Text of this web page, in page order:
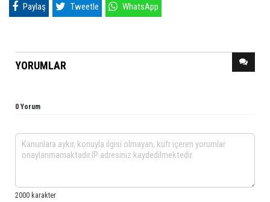
Paylaş Tweetle WhatsApp
YORUMLAR
0 Yorum